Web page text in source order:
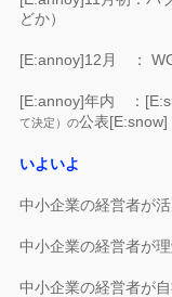
どか）
[E:annoy]12月 ：
[E:annoy]年内 ：
て決定）の公表[E:snow]
いよいよ
中小企業の経営者が
中小企業の経営者が
中小企業の経営者が